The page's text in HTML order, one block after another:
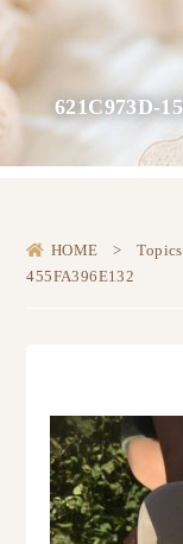
621C973D-
HOME >
455FA396E132